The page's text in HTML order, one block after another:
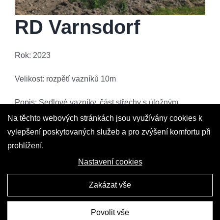
RD Varnsdorf
Rok: 2023
Velikost: rozpětí vazníků 10m
Popis: Sedlové vazníky, část střechy s úložným
prostorem
Zpět na reference
Na těchto webových stránkách jsou využívány cookies k
vylepšení poskytovaných služeb a pro zvýšení komfortu při
prohlížení.
Nastavení cookies
Zakázat vše
Povolit vše